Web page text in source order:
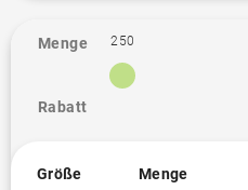
Menge
Rabatt
250
Größe Menge